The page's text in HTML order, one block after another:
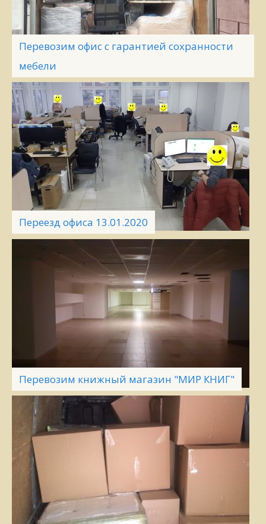
Перевозим офис с гарантией сохранности
мебели
Переезд офиса 13.01.2020
Перевозим книжный магазин "МИР КНИГ"